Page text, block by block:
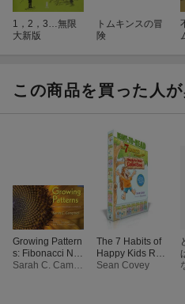
1，2，3…無限
大新版
トムキンスの冒
険
この商品を買った人
Growing Pattern
s: Fibonacci Nu
mbers in Nature
The 7 Habits of
Happy Kids Rea
dy-To-Read Coll
Sean Covey